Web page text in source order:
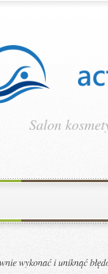
Salon
wykonać i uniknąć